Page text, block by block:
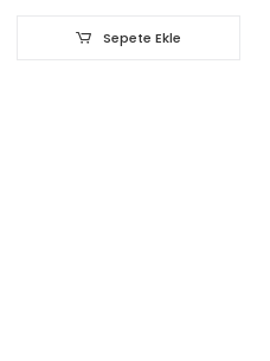
Sepete Ekle